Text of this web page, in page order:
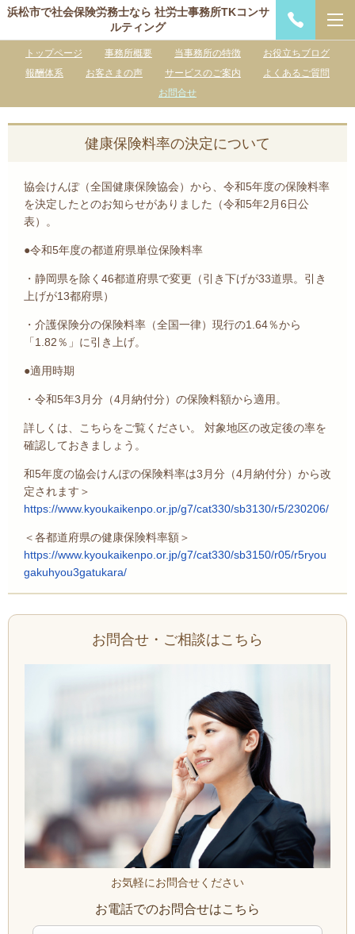
浜松市で社会保険労務士なら 社労士事務所TKコンサ
ルティング
トップページ 事務所概要 当事務所の特徴
お役立ちブログ
報酬体系
お客さまの声 サービスのご案内
よくあるご質問
お問合せ
健康保険料率の決定について
協会けんぽ（全国健康保険協会）から、令和5年度の保険料率
を決定したとのお知らせがありました（令和5年2月6日公
表）。
●令和5年度の都道府県単位保険料率
・静岡県を除く46都道府県で変更（引き下げが33道県。引き
上げが13都府県）
・介護保険分の保険料率（全国一律）現行の1.64％から
「1.82％」に引き上げ。
●適用時期
・令和5年3月分（4月納付分）の保険料額から適用。
詳しくは、こちらをご覧ください。 対象地区の改定後の率を
確認しておきましょう。
和5年度の協会けんぽの保険料率は3月分（4月納付分）から改
定されます＞
https://www.kyoukaikenpo.or.jp/g7/cat330/sb3130/r5/230206/
＜各都道府県の健康保険料率額＞
https://www.kyoukaikenpo.or.jp/g7/cat330/sb3150/r05/r5ryou
gakuhyou3gatukara/
お問合せ・ご相談はこちら
お気軽にお問合せください
お電話でのお問合せはこちら